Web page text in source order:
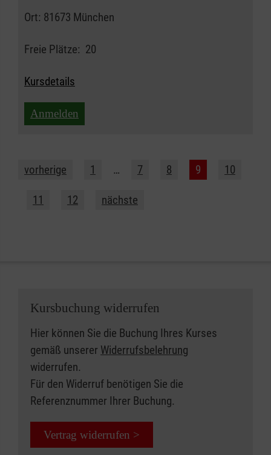
Ort: 81673 München
Freie Plätze: 20
Kursdetails
Anmelden
vorherige 1 … 7 8 9 10
11 12 nächste
Kursbuchung widerrufen
Hier können Sie die Buchung Ihres Kurses
gemäß unserer Widerrufsbelehrung
widerrufen.
Für den Widerruf benötigen Sie die
Referenznummer Ihrer Buchung.
Vertrag widerrufen >